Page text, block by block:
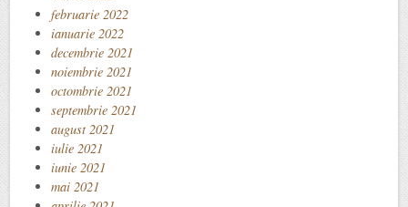
februarie 2022
ianuarie 2022
decembrie 2021
noiembrie 2021
octombrie 2021
septembrie 2021
august 2021
iulie 2021
iunie 2021
mai 2021